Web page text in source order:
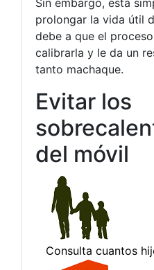
Sin embargo, esta
prolongar la vida útil
debe a que el
calibrarla y le da un
tanto machaque.
Evitar los
del móvil